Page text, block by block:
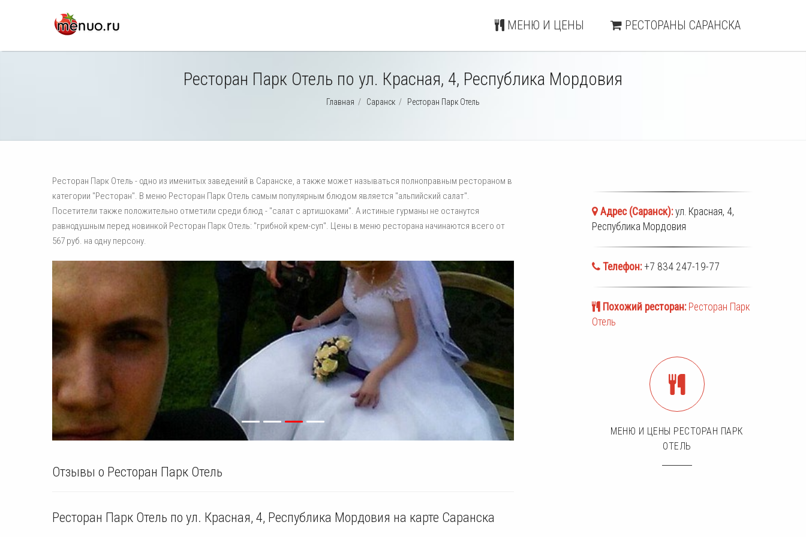
МЕНЮ И ЦЕНЫ РЕСТОРАНЫ САРАНСКА
Ресторан Парк Отель по ул. Красная, 4, Республика Мордовия
Главная / Саранск / Ресторан Парк Отель
Ресторан Парк Отель - одно из именитых заведений в Саранске, а также может называться полноправным рестораном в
категории "Ресторан". В меню Ресторан Парк Отель самым популярным блюдом является "альпийский салат".
Посетители также положительно отметили среди блюд - "салат с артишоками". А истиные гурманы не останутся
равнодушным перед новинкой Ресторан Парк Отель: "грибной крем-суп". Цены в меню ресторана начинаются всего от
567 руб. на одну персону.
Отзывы о Ресторан Парк Отель
Адрес (Саранск): ул. Красная, 4,
Республика Мордовия
Телефон: +7 834 247-19-77
Похожий ресторан: Ресторан Парк
Отель
МЕНЮ И ЦЕНЫ РЕСТОРАН ПАРК
ОТЕЛЬ
Ресторан Парк Отель по ул. Красная, 4, Республика Мордовия на карте Саранска